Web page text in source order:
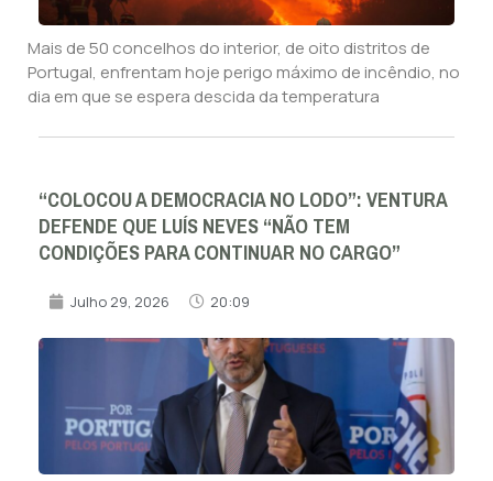
Mais de 50 concelhos do interior, de oito distritos de
Portugal, enfrentam hoje perigo máximo de incêndio, no
dia em que se espera descida da temperatura
“COLOCOU A DEMOCRACIA NO LODO”: VENTURA
DEFENDE QUE LUÍS NEVES “NÃO TEM
CONDIÇÕES PARA CONTINUAR NO CARGO”
Julho 29, 2026 20:09